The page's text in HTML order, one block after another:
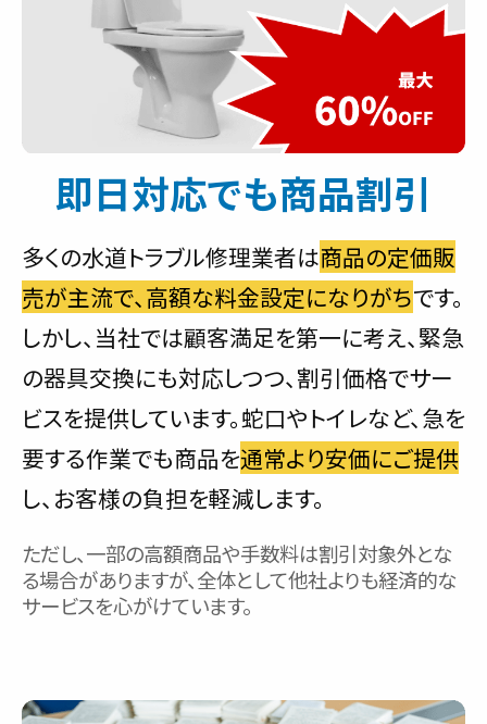
即日対応でも商品割引
多くの水道トラブル修理業者は商品の定価販
売が主流で、高額な料金設定になりがちです。
しかし、当社では顧客満足を第一に考え、緊急
の器具交換にも対応しつつ、割引価格でサー
ビスを提供しています。蛇口やトイレなど、急を
要する作業でも商品を通常より安価にご提供
し、お客様の負担を軽減します。
ただし、一部の高額商品や手数料は割引対象外とな
る場合がありますが、全体として他社よりも経済的な
サービスを心がけています。